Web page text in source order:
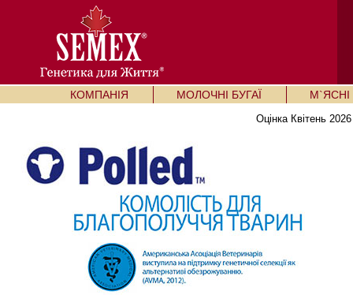
КОМПАНІЯ МОЛОЧНІ БУГАЇ М`ЯСНІ
Оцінка Квітень